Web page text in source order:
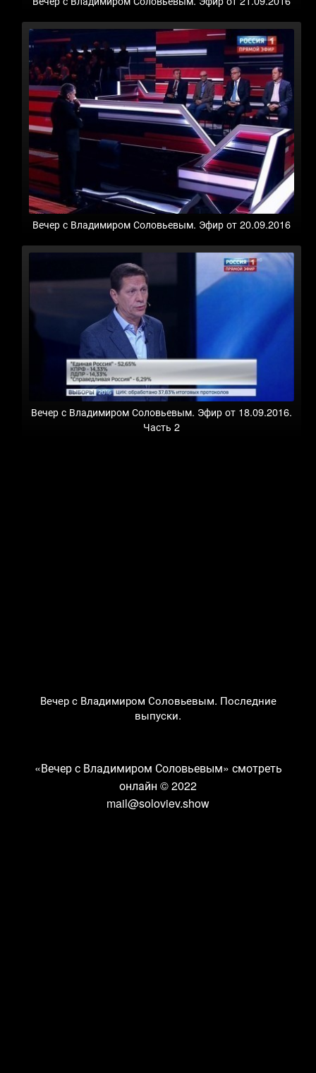
Вечер с Владимиром Соловьевым. Эфир от 20.09.2016
Вечер с Владимиром Соловьевым. Эфир от 18.09.2016.
Часть 2
Вечер с Владимиром Соловьевым. Последние
выпуски.
«Вечер с Владимиром Соловьевым» смотреть
онлайн © 2022
mail@soloviev.show